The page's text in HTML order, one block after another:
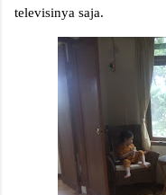
televisinya saja.